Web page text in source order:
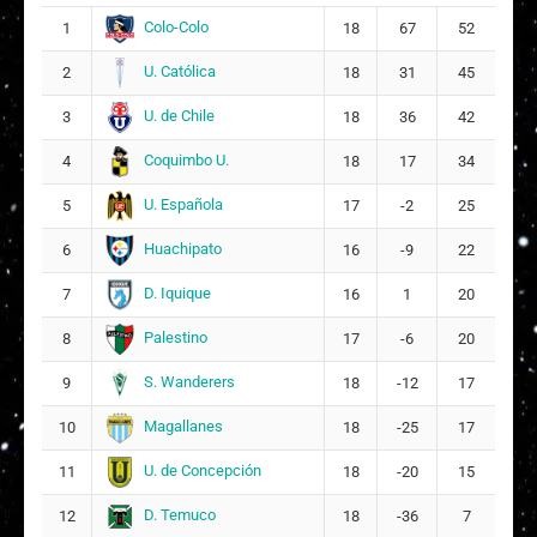
Madeleine Díaz 29
MEDIOCAMPISTA MIXTA
16
Macarena Ignacia Torres Orellana
28
Amaia Morin Gallardo Araya
DAnaís Celeste Cárdenas Gómez
11
DT:Mario Vera
1 Colo-Colo 18 67 52
2 U. Católica 18 31 45
3 U. de Chile 18 36 42
4 Coquimbo U. 18 17 34
5 U. Española 17 -2 25
6 Huachipato 16 -9 22
7 D. Iquique 16 1 20
8 Palestino 17 -6 20
9 S. Wanderers 18 -12 17
10 Magallanes 18 -25 17
11 U. de Concepción 18 -20 15
12 D. Temuco 18 -36 7